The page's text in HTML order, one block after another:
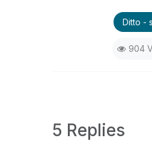
Ditto -
904
5 Replies